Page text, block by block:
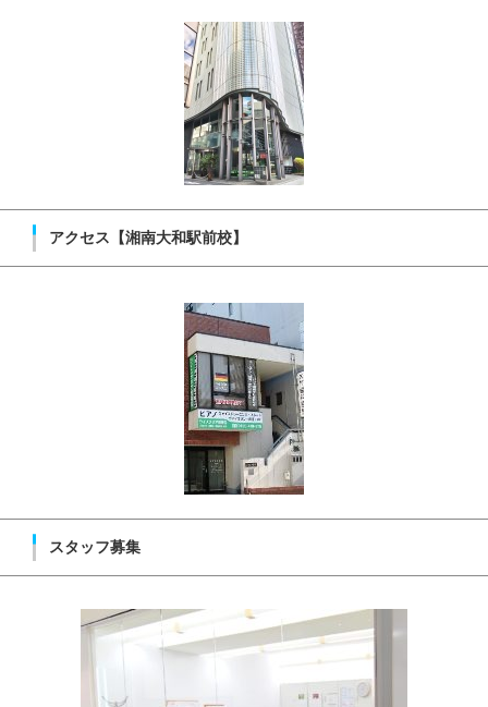
アクセス【湘南大和駅前校】
スタッフ募集